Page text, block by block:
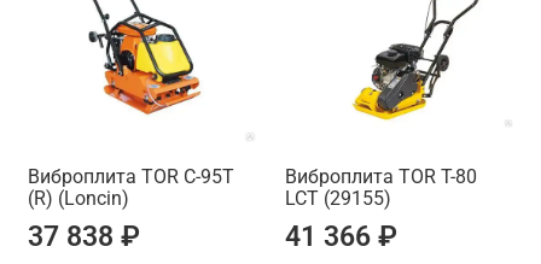
Виброплита TOR C-95T
(R) (Loncin)
37 838 ₽
Виброплита TOR T-80
LCT (29155)
41 366 ₽